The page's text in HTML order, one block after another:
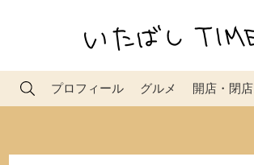
プロフィール グルメ 開店・閉店